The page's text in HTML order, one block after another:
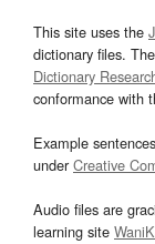
This site uses the
dictionary files.
Dictionary
conformance with
Example
underCreative
Audio files are
learning site